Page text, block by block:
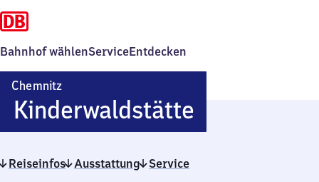
Bahnhof wählenServiceEntdecken
Chemnitz
KinderwaldstätteChemnitz
Reiseinfos Ausstattung Service